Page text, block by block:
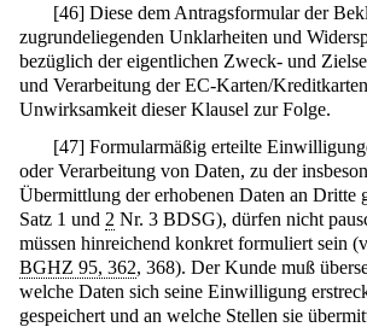
[46] Diese dem Antragsformular der
zugrundeliegenden Unklarheiten und
bezüglich der eigentlichen Zweck- und
und Verarbeitung der EC-Karten/
Unwirksamkeit dieser Klausel zur Folge.
[47] Formularmäßig erteilte
oder Verarbeitung von Daten, zu der
Übermittlung der erhobenen Daten an Dritte
Satz 1 und 2 Nr. 3 BDSG), dürfen nicht
müssen hinreichend konkret formuliert sein
BGHZ 95, 362, 368). Der Kunde muß
welche Daten sich seine Einwilligung
gespeichert und an welche Stellen sie